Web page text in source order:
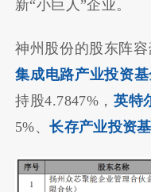
新“小巨人”企业。
神州股份的股东阵容
集成电路产业投资基
持股4.7847%，英特
5%、长存产业投资